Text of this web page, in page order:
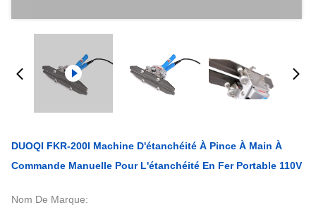
DUOQI FKR-200I Machine D'étanchéité À Pince À Main À
Commande Manuelle Pour L'étanchéité En Fer Portable 110V
Nom De Marque: